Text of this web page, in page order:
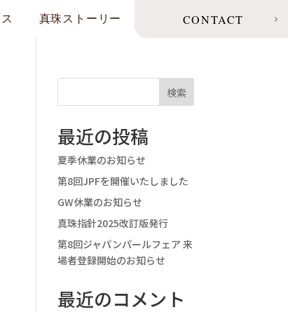
真珠ストーリー CONTACT
検索
最近の投稿
夏季休業のお知らせ
第8回JPFを開催いたしました
GW休業のお知らせ
真珠指針2025改訂版発行
第8回ジャパンパールフェア 来
場者登録開始のお知らせ
最近のコメント